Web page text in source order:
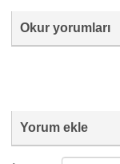
Okur yorumları
Yorum ekle